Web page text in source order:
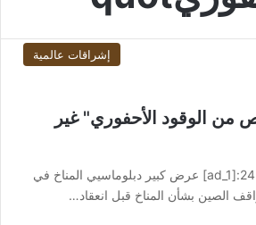
إشراقات عالمية
من الوقود الأحفوري" غير
من صحيفة اشراق العالم 24:[ad_1] عرض كبير دبلوماسيي المناخ في
الصين بشأن المناخ قبل انعقاد…